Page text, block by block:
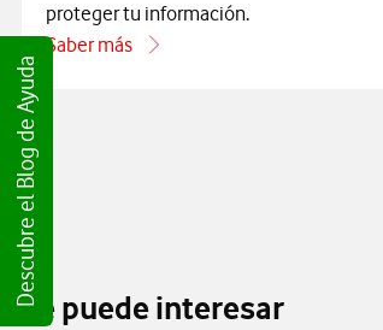
proteger tu información.
Saber más
acerca de Descubre qué es la nube y
Descubre el Blog de Ayuda
Te puede interesar